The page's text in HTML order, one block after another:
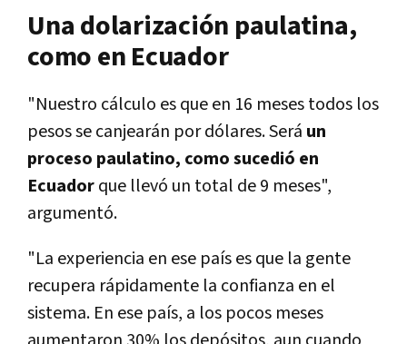
Una dolarización paulatina,
como en Ecuador
"Nuestro cálculo es que en 16 meses todos los
pesos se canjearán por dólares. Será un
proceso paulatino, como sucedió en
Ecuadorque llevó un total de 9 meses",
argumentó.
"La experiencia en ese país es que la gente
recupera rápidamente la confianza en el
sistema. En ese país, a los pocos meses